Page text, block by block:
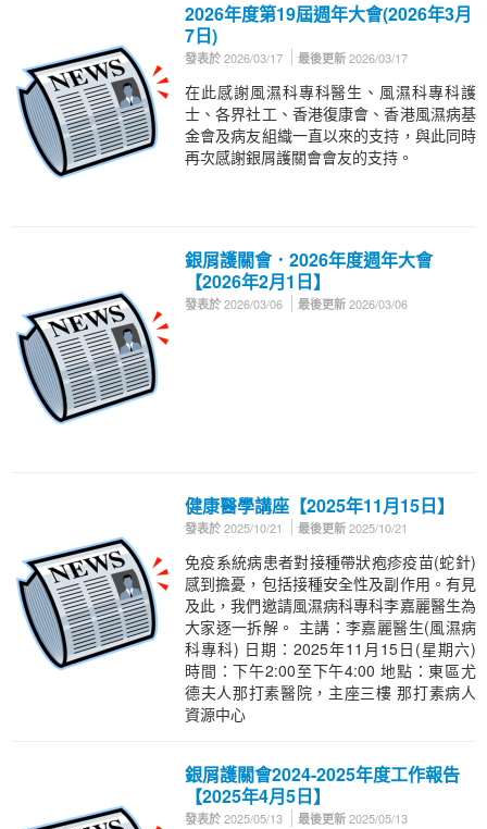
聯絡我們
2026年度第19屆週年大會(2026年3月
7日)
發表於 2026/03/17 最後更新 2026/03/17
在此感謝風濕科專科醫生、風濕科專科護
士、各界社工、香港復康會、香港風濕病基
金會及病友組織一直以來的支持，與此同時
再次感謝銀屑護關會會友的支持。
銀屑護關會．2026年度週年大會
【2026年2月1日】
發表於 2026/03/06 最後更新 2026/03/06
健康醫學講座【2025年11月15日】
發表於 2025/10/21 最後更新 2025/10/21
免疫系統病患者對接種帶狀疱疹疫苗(蛇針)
感到擔憂，包括接種安全性及副作用。有見
及此，我們邀請風濕病科專科李嘉麗醫生為
大家逐一拆解。 主講：李嘉麗醫生(風濕病
科專科) 日期：2025年11月15日(星期六)
時間：下午2:00至下午4:00 地點：東區尤
德夫人那打素醫院，主座三樓 那打素病人
資源中心
銀屑護關會2024-2025年度工作報告
【2025年4月5日】
發表於 2025/05/13 最後更新 2025/05/13